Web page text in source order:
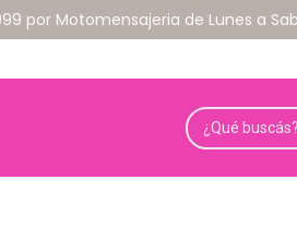
por Motomensajeria de Lunes a